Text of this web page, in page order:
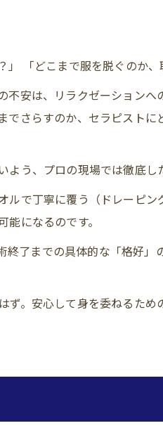
」 「どこまで服を脱ぐのか
安は、リラクゼーション
さらすのか、セラピスト
う、プロの現場では徹底し
で丁寧に覆う（ドレーピ
になるのです。
了までの具体的な「格好
。安心して身を委ねるため